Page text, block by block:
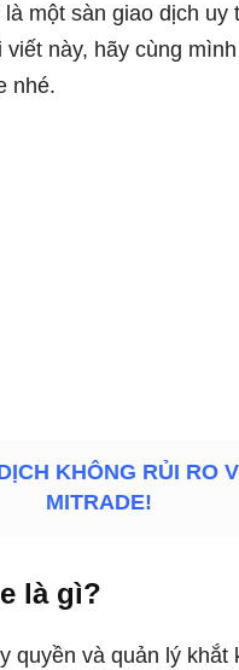
một sàn giao dịch uy
viết này, hãy cùng
nhé.
KHÔNG RỦI RO
MITRADE!
là gì?
quyền và quản lý khắt